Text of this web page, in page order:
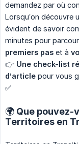
demandez par où
Lorsqu’on découvre
évident de savoir
minutes pour
premiers pas et à
👉 Une check-list
d’article pour vous
✅
🌍 Que
Territoires en